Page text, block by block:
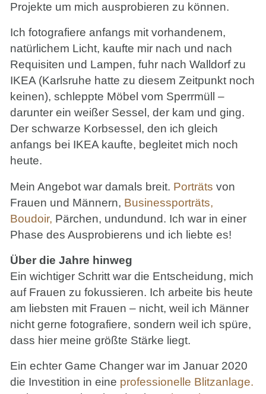
Projekte um mich ausprobieren zu können.
Ich fotografiere anfangs mit vorhandenem,
natürlichem Licht, kaufte mir nach und nach
Requisiten und Lampen, fuhr nach Walldorf zu
IKEA (Karlsruhe hatte zu diesem Zeitpunkt noch
keinen), schleppte Möbel vom Sperrmüll –
darunter ein weißer Sessel, der kam und ging.
Der schwarze Korbsessel, den ich gleich
anfangs bei IKEA kaufte, begleitet mich noch
heute.
Mein Angebot war damals breit. Porträts von
Frauen und Männern, Businessporträts,
Boudoir, Pärchen, undundund. Ich war in einer
Phase des Ausprobierens und ich liebte es!
Über die Jahre hinweg
Ein wichtiger Schritt war die Entscheidung, mich
auf Frauen zu fokussieren. Ich arbeite bis heute
am liebsten mit Frauen – nicht, weil ich Männer
nicht gerne fotografiere, sondern weil ich spüre,
dass hier meine größte Stärke liegt.
Ein echter Game Changer war im Januar 2020
die Investition in eine professionelle Blitzanlage.